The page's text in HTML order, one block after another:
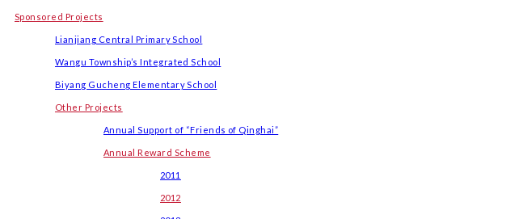
Sponsored Projects
Lianjiang Central Primary School
Wangu Township’s Integrated School
Biyang Gucheng Elementary School
Other Projects
Annual Support of “Friends of Qinghai”
Annual Reward Scheme
2011
2012